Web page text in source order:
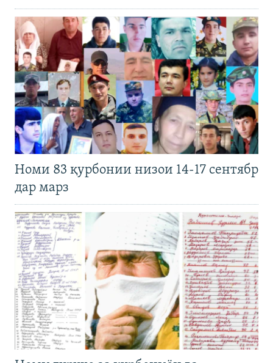
Номи 83 қурбонии низои 14-17 сентябр
дар марз